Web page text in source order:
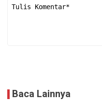
Baca Lainnya